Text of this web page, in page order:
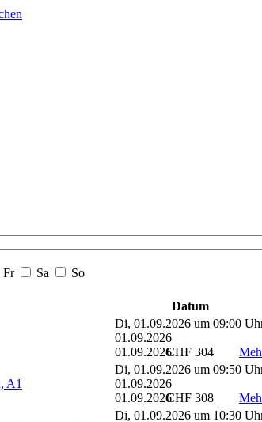
Fr Sa
So
Datum
Di, 01.09.2026 um 09:00
01.09.2026
01.09.2026CHF 304
A1
Di, 01.09.2026 um 09:50
01.09.2026
01.09.2026CHF 308
Di, 01.09.2026 um 10:30